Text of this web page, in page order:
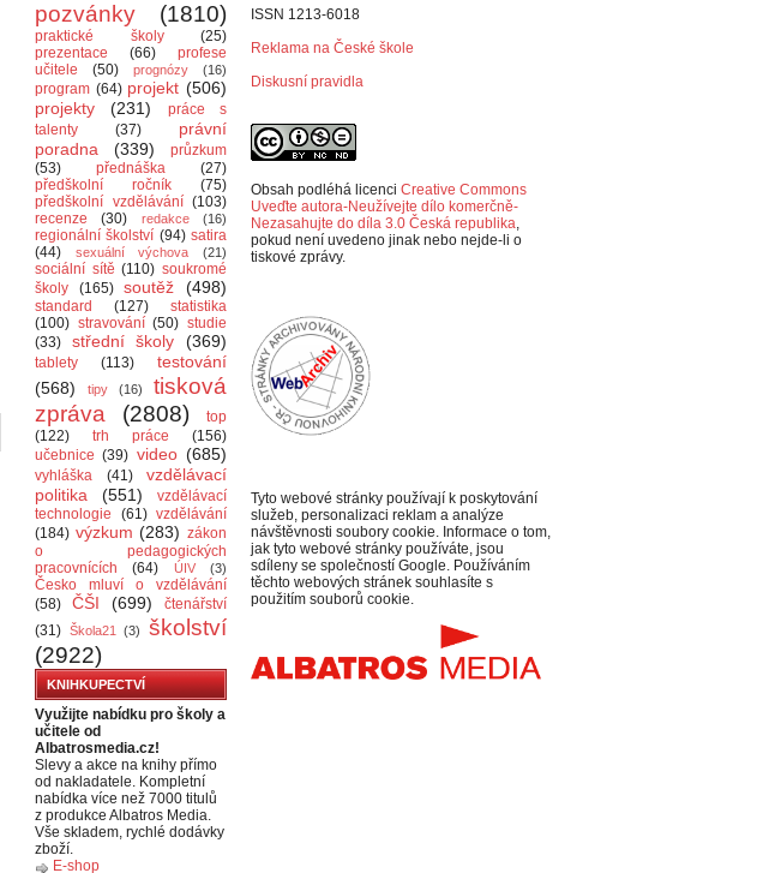
pozvánky
(1810)
praktické školy
(25)
prezentace
(66)
profese
učitele
(50) prognózy (16)
program (64) projekt (506)
projekty
(231)
práce s
talenty
(37)
právní
poradna
(339)
průzkum
(53)
přednáška
(27)
předškolní ročník
(75)
předškolní vzdělávání (103)
recenze
(30) redakce (16)
regionální školství (94) satira
(44)
sexuální výchova (21)
sociální sítě (110) soukromé
školy
(165) soutěž (498)
standard (127)
statistika
(100) stravování (50) studie
(33)
střední školy (369)
tablety (113)
testování
(568)
tipy (16)
tisková
zpráva
(2808)
top
(122)
trh práce
(156)
učebnice (39) video (685)
vyhláška (41)
vzdělávací
politika
(551)
vzdělávací
technologie
(61) vzdělávání
(184) výzkum (283) zákon
o pedagogických
pracovnících
(64) ÚIV (3)
Česko mluví o vzdělávání
(58)
ČŠI (699)
čtenářství
(31) Škola21 (3)
školství
(2922)
KNIHKUPECTVÍ
Využijte nabídku pro školy a
učitele od
Albatrosmedia.cz!
Slevy a akce na knihy přímo
od nakladatele. Kompletní
nabídka více než 7000 titulů
z produkce Albatros Media.
Vše skladem, rychlé dodávky
zboží.
E-shop
ISSN 1213-6018
Reklama na České škole
Diskusní pravidla
Obsah podléhá licenci Creative Commons
Uveďte autora-Neužívejte dílo komerčně-
Nezasahujte do díla 3.0 Česká republika,
pokud není uvedeno jinak nebo nejde-li o
tiskové zprávy.
Tyto webové stránky používají k poskytování
služeb, personalizaci reklam a analýze
návštěvnosti soubory cookie. Informace o tom,
jak tyto webové stránky používáte, jsou
sdíleny se společností Google. Používáním
těchto webových stránek souhlasíte s
použitím souborů cookie.